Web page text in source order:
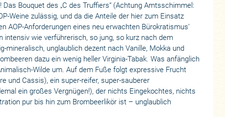
Bouquet des „C des Truffiers“ (Achtung Amtsschimmel:
Weine zulässig, und da die Anteile der hier zum Einsatz
AOP-Anforderungen eines neu erwachten Bürokratismus’
wie verführerisch, so jung, so kurz nach dem
mineralisch, unglaublich dezent nach Vanille, Mokka und
dazu ein wenig heller Virginia-Tabak. Was anfänglich
Wilde um. Auf dem Fuße folgt expressive Frucht
und Cassis), ein super-reifer, super-sauberer
ein großes Vergnügen!), der nichts Eingekochtes, nichts
pur bis hin zum Brombeerlikör ist – unglaublich